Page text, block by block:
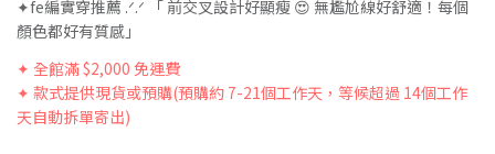
✦fe編實穿推薦 .ᐟ.ᐟ 「 前交叉設計好顯瘦 😍 無尷尬線好舒適！每個
顏色都好有質感」
✦ 全館滿 $2,000 免運費
✦ 款式提供現貨或預購(預購約 7-21個工作天，等候超過 14個工作
天自動拆單寄出)